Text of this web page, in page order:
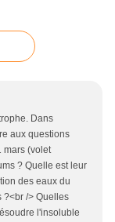
Dans
aux questions
mars (volet
? Quelle est leur
des eaux du
?<br /> Quelles
l'insoluble